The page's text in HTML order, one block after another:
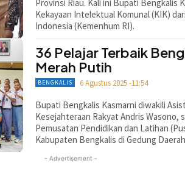
Provinsi Riau. Kali ini Bupati Bengkalis
Kekayaan Intelektual Komunal (KIK)
Indonesia (Kemenhum RI).
36 Pelajar Terbaik
Merah Putih
BENGKALIS 6 Agustus 2025 -11:54
Bupati Bengkalis Kasmarni diwakili
Kesejahteraan Rakyat Andris Wasono,
Pemusatan Pendidikan dan Latihan
Kabupaten Bengkalis di Gedung
- Advertisement -